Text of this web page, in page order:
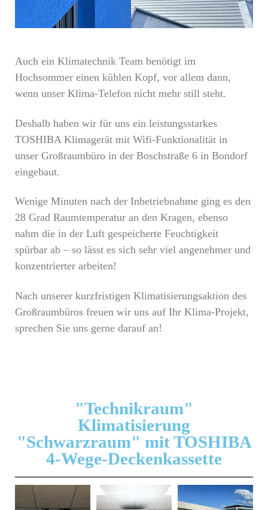
Auch ein Klimatechnik Team benötigt im
Hochsommer einen kühlen Kopf, vor allem dann,
wenn unser Klima-Telefon nicht mehr still steht.
Deshalb haben wir für uns ein leistungsstarkes
TOSHIBA Klimagerät mit Wifi-Funktionalität in
unser Großraumbüro in der Boschstraße 6 in Bondorf
eingebaut.
Wenige Minuten nach der Inbetriebnahme ging es den
28 Grad Raumtemperatur an den Kragen, ebenso
nahm die in der Luft gespeicherte Feuchtigkeit
spürbar ab – so lässt es sich sehr viel angenehmer und
konzentrierter arbeiten!
Nach unserer kurzfristigen Klimatisierungsaktion des
Großraumbüros freuen wir uns auf Ihr Klima-Projekt,
sprechen Sie uns gerne darauf an!
"Technikraum"
Klimatisierung
"Schwarzraum" mit TOSHIBA
4-Wege-Deckenkassette